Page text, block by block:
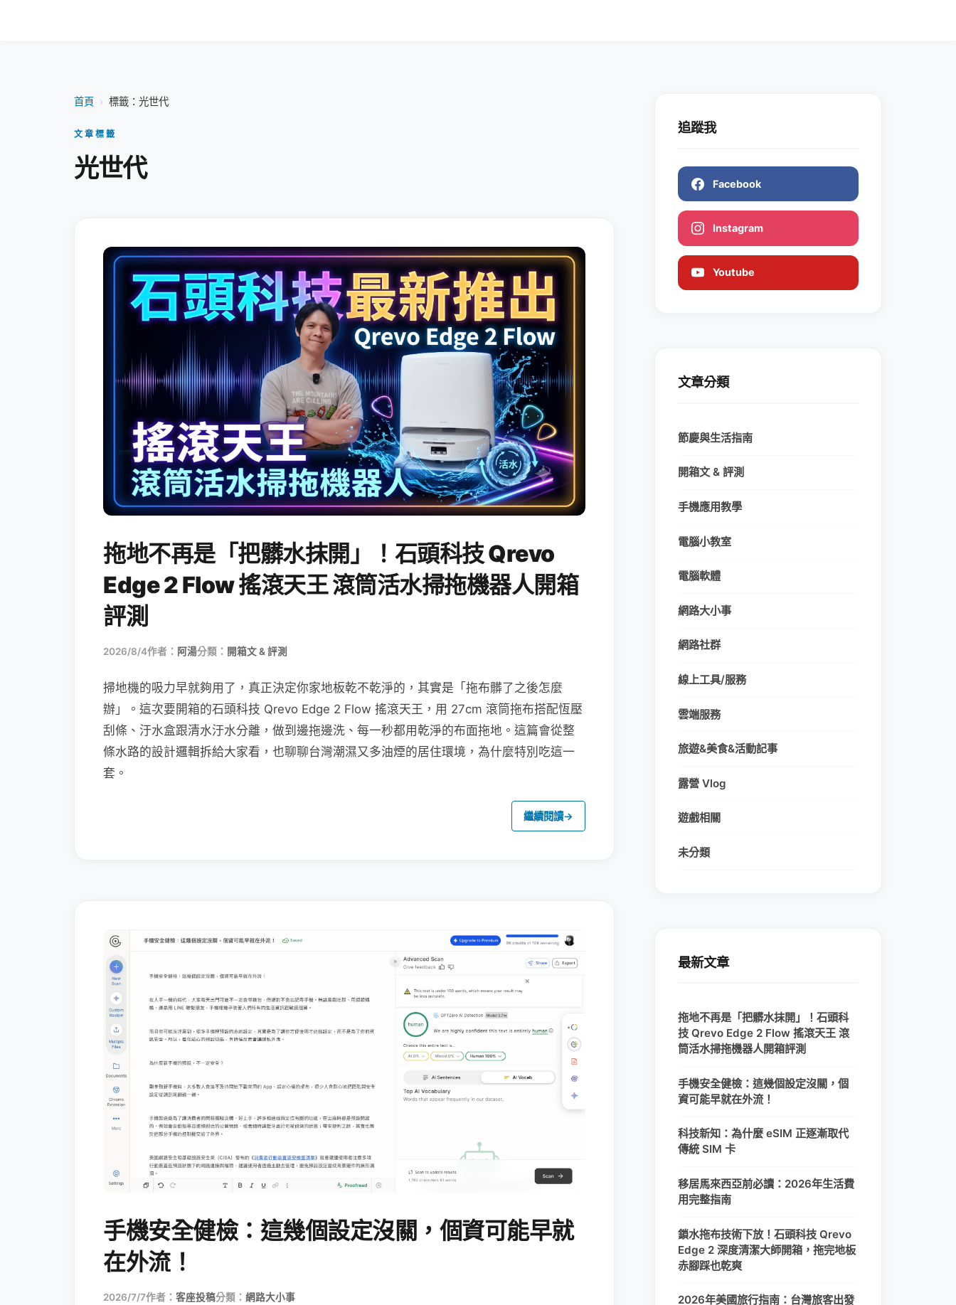
首頁 › 標籤：光世代
文章標籤
光世代
拖地不再是「把髒水抹開」！石頭科技 Qrevo
Edge 2 Flow 搖滾天王 滾筒活水掃拖機器人開箱
評測
2026/8/4作者： 阿湯分類： 開箱文 & 評測
掃地機的吸力早就夠用了，真正決定你家地板乾不乾淨的，其實是「拖布髒了之後怎麼
辦」。這次要開箱的石頭科技 Qrevo Edge 2 Flow 搖滾天王，用 27cm 滾筒拖布搭配恆壓
刮條、汙水盒跟清水汙水分離，做到邊拖邊洗、每一秒都用乾淨的布面拖地。這篇會從整
條水路的設計邏輯拆給大家看，也聊聊台灣潮濕又多油煙的居住環境，為什麼特別吃這一
套。
繼續閱讀→
手機安全健檢：這幾個設定沒關，個資可能早就
在外流！
2026/7/7作者： 客座投稿分類： 網路大小事
追蹤我
Facebook
Instagram
Youtube
文章分類
節慶與生活指南
開箱文 & 評測
手機應用教學
電腦小教室
電腦軟體
網路大小事
網路社群
線上工具/服務
雲端服務
旅遊&美食&活動記事
露營 Vlog
遊戲相關
未分類
最新文章
拖地不再是「把髒水抹開」！石頭科
技 Qrevo Edge 2 Flow 搖滾天王 滾
筒活水掃拖機器人開箱評測
手機安全健檢：這幾個設定沒關，個
資可能早就在外流！
科技新知：為什麼 eSIM 正逐漸取代
傳統 SIM 卡
移居馬來西亞前必讀：2026年生活費
用完整指南
鎖水拖布技術下放！石頭科技 Qrevo
Edge 2 深度清潔大師開箱，拖完地板
赤腳踩也乾爽
2026年美國旅行指南：台灣旅客出發